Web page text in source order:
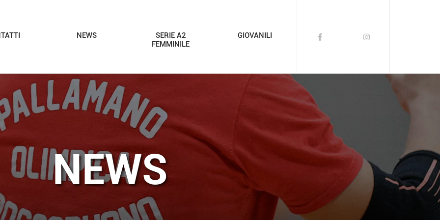
NEWS
SERIE A2
FEMMINILE
GIOVANILI
NEWS